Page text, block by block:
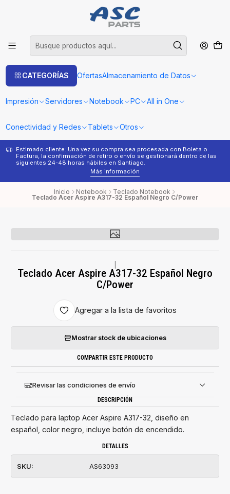
CATEGORÍAS OfertasAlmacenamiento de Datos
Impresión Servidores Notebook PC All in One
Conectividad y Redes Tablets Otros
Estimado cliente: Una vez su compra sea procesada con Boleta o
Factura, la confirmación de retiro o envío se gestionará dentro de las
siguientes 24-48 horas hábiles en Santiago.
Más información
Inicio Notebook Teclado Notebook
Teclado Acer Aspire A317-32 Español Negro C/Power
Teclado Acer Aspire A317-32 Español Negro
C/Power
Agregar a la lista de favoritos
Mostrar stock de ubicaciones
COMPARTIR ESTE PRODUCTO
Revisar las condiciones de envío
DESCRIPCIÓN
Teclado para laptop Acer Aspire A317-32, diseño en
español, color negro, incluye botón de encendido.
DETALLES
SKU: AS63093